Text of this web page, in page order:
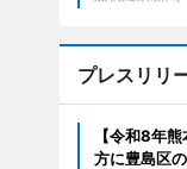
プレスリリ
【令和8年
方に豊島区